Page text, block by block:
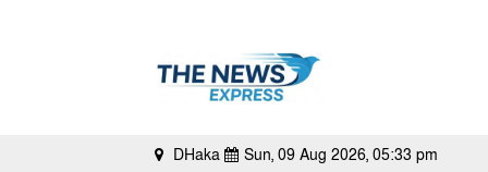
DHaka Sun, 09 Aug 2026, 05:33 pm